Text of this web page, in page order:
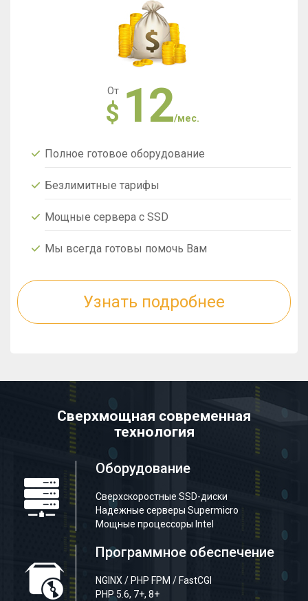
От
$ 12/мес.
Полное готовое оборудование
Безлимитные тарифы
Мощные сервера с SSD
Мы всегда готовы помочь Вам
Узнать подробнее
Сверхмощная современная
технология
Оборудование
Сверхскоростные SSD-диски
Надежные серверы Supermicro
Мощные процессоры Intel
Программное обеспечение
NGINX / PHP FPM / FastCGI
PHP 5.6, 7+, 8+